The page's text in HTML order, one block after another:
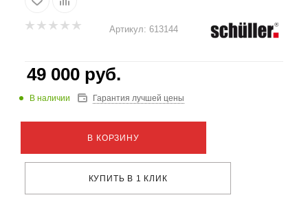
Артикул: 613144
49 000 руб.
В наличии Гарантия лучшей цены
В КОРЗИНУ
КУПИТЬ В 1 КЛИК